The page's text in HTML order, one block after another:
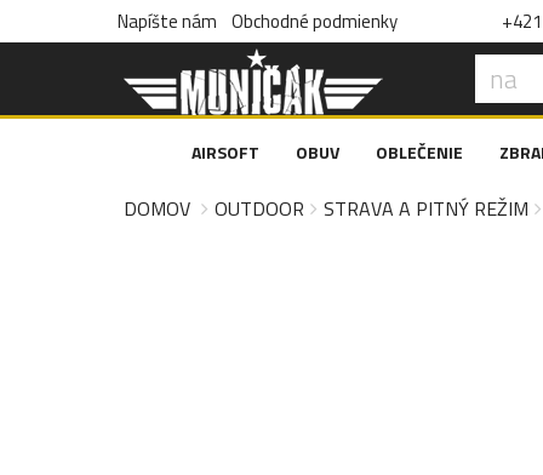
Napíšte nám Obchodné podmienky
AIRSOFT OBUV OBLEČENIE
DOMOV OUTDOOR STRAVA A PITNÝ REŽIM